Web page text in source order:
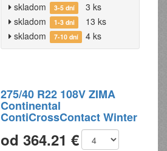
skladom 3-5 dní
3 ks
skladom
1-3 dni
13 ks
skladom
7-10 dní 4 ks
275/40 R22 108V ZIMA
Continental
ContiCrossContact Winter
od 364.21 €